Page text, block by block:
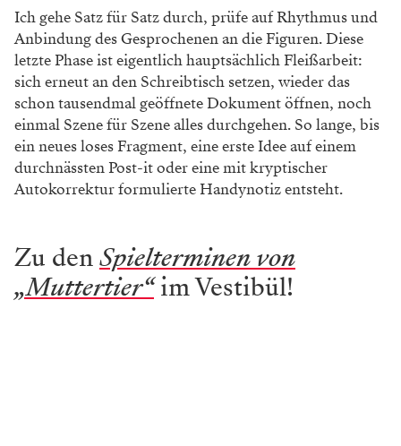
Ich gehe Satz für Satz durch, prüfe auf Rhythmus und
Anbindung des Gesprochenen an die Figuren. Diese
letzte Phase ist eigentlich hauptsächlich Fleißarbeit:
sich erneut an den Schreibtisch setzen, wieder das
schon tausendmal geöffnete Dokument öffnen, noch
einmal Szene für Szene alles durchgehen. So lange, bis
ein neues loses Fragment, eine erste Idee auf einem
durchnässten Post-it oder eine mit kryptischer
Autokorrektur formulierte Handynotiz entsteht.
Zu denSpielterminen von
„Muttertier“im Vestibül!